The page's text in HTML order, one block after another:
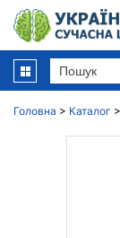
Головна > Каталог >